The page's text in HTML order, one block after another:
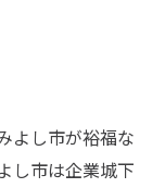
よし市が裕福な
し市は企業城下